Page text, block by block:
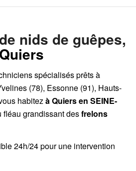
nids de guêpes,
spécialisés prêts à
(78), Essonne (91), Hauts-
habitez à Quiersen SEINE-
fléau grandissant desfrelons
24h/24pour une intervention